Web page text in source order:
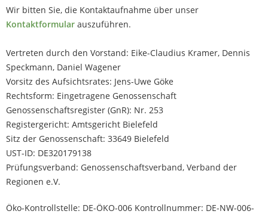
Wir bitten Sie, die Kontaktaufnahme über unser
Kontaktformular auszuführen.
Vertreten durch den Vorstand: Eike-Claudius Kramer, Dennis
Speckmann, Daniel Wagener
Vorsitz des Aufsichtsrates: Jens-Uwe Göke
Rechtsform: Eingetragene Genossenschaft
Genossenschaftsregister (GnR): Nr. 253
Registergericht: Amtsgericht Bielefeld
Sitz der Genossenschaft: 33649 Bielefeld
UST-ID: DE320179138
Prüfungsverband: Genossenschaftsverband, Verband der
Regionen e.V.
Öko-Kontrollstelle: DE-ÖKO-006 Kontrollnummer: DE-NW-006-